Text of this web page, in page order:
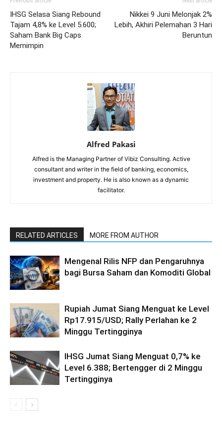
IHSG Selasa Siang Rebound
Tajam 4,8% ke Level 5.600;
Saham Bank Big Caps
Memimpin
Nikkei 9 Juni Melonjak 2%
Lebih, Akhiri Pelemahan 3 Hari
Beruntun
Alfred Pakasi
Alfred is the Managing Partner of Vibiz Consulting. Active
consultant and writer in the field of banking, economics,
investment and property. He is also known as a dynamic
facilitator.
RELATED ARTICLES MORE FROM AUTHOR
Mengenal Rilis NFP dan Pengaruhnya
bagi Bursa Saham dan Komoditi Global
Rupiah Jumat Siang Menguat ke Level
Rp17.915/USD; Rally Perlahan ke 2
Minggu Tertingginya
IHSG Jumat Siang Menguat 0,7% ke
Level 6.388; Bertengger di 2 Minggu
Tertingginya